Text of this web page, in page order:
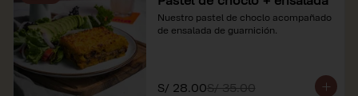
Nuestro pastel de choclo acompañado
de ensalada de guarnición.
S/ 28.00S/ 35.00